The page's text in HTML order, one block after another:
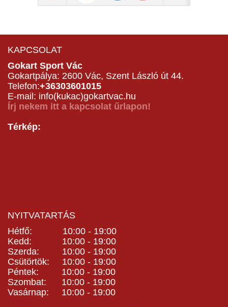
KAPCSOLAT
Gokart Sport Vác
Gokartpálya: 2600 Vác, Szent László út 44.
Telefon:+36303601015
E-mail: info(kukac)gokartvac.hu
Írj nekem itt a kapcsolat űrlapon!
Térkép:
NYITVATARTÁS
Hétfő: 10:00 - 19:00
Kedd: 10:00 - 19:00
Szerda: 10:00 - 19:00
Csütörtök: 10:00 - 19:00
Péntek: 10:00 - 19:00
Szombat: 10:00 - 19:00
Vasárnap: 10:00 - 19:00